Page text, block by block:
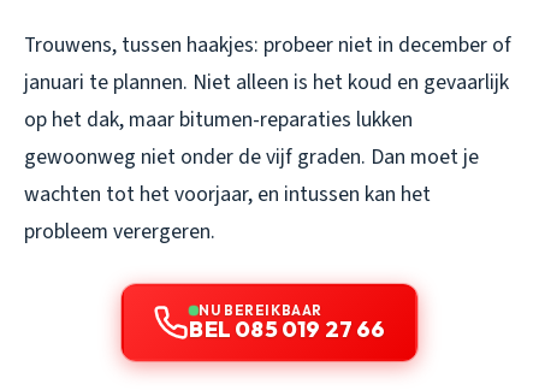
Trouwens, tussen haakjes: probeer niet in december of
januari te plannen. Niet alleen is het koud en gevaarlijk
op het dak, maar bitumen-reparaties lukken
gewoonweg niet onder de vijf graden. Dan moet je
wachten tot het voorjaar, en intussen kan het
probleem verergeren.
NU BEREIKBAAR
BEL 085 019 27 66